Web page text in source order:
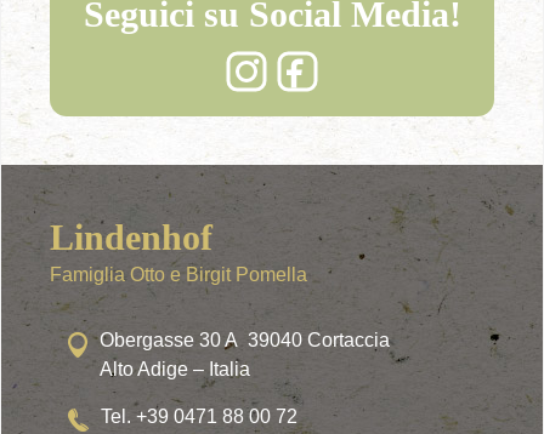
Seguici su Social Media!
Lindenhof
Famiglia Otto e Birgit Pomella
Obergasse 30 A 39040 Cortaccia
Alto Adige – Italia
Tel. +39 0471 88 00 72